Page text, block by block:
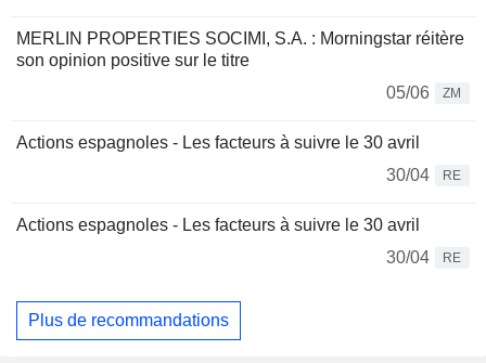
MERLIN PROPERTIES SOCIMI, S.A. : Morningstar réitère
son opinion positive sur le titre
05/06
ZM
Actions espagnoles - Les facteurs à suivre le 30 avril
30/04
RE
Actions espagnoles - Les facteurs à suivre le 30 avril
30/04
RE
Plus de recommandations